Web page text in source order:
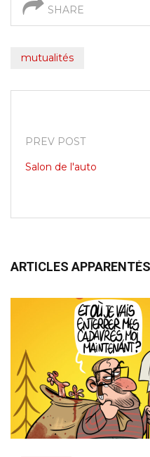
SHARE
mutualités
PREV POST
Salon de l'auto
ARTICLES APPARENTÉS